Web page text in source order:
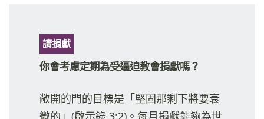
請捐獻
你會考慮定期為受逼迫教會捐獻嗎？
敞開的門的目標是「堅固那剩下將要衰